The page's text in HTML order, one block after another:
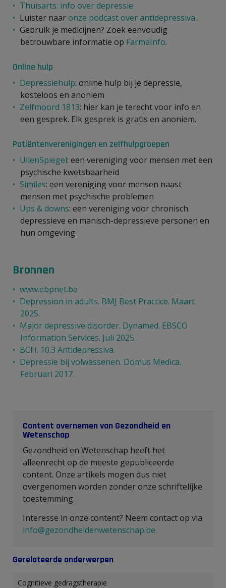
Thuisarts: info over depressie
Luister naaronze podcast over antidepressiva.
Gebruik je medicijnen? Zoek eenvoudig
betrouwbare informatie op FarmaInfo.
Online hulp
Depressiehulp: online hulp bij je depressie,
kosteloos en anoniem
Zelfmoord 1813: hier kan je terecht voor info en
een gesprek. Elk gesprek is gratis en anoniem.
Patiëntenverenigingen en zelfhulpgroepen
UilenSpiegel: een vereniging voor mensen met een
psychische kwetsbaarheid
Similes: een vereniging voor mensen naast
mensen met psychische problemen
Ups & downs: een vereniging voor chronisch
depressieve en manisch-depressieve personen en
hun omgeving
Bronnen
www.ebpnet.be
Depression in adults. BMJ Best Practice. Maart
2025.
Major depressive disorder. Dynamed. EBSCO
Information Services. Juli 2025.
BCFI. 10.3 Antidepressiva.
Depressie bij volwassenen. Domus Medica.
Februari 2017.
Content overnemen van Gezondheid en
Wetenschap
Gezondheid en Wetenschap heeft het
alleenrecht op de meeste gepubliceerde
content. Onze artikels mogen dus niet
overgenomen worden zonder onze schriftelijke
toestemming.
Interesse in onze content? Neem contact op via
info@gezondheidenwetenschap.be.
Gerelateerde onderwerpen
Cognitieve gedragstherapie